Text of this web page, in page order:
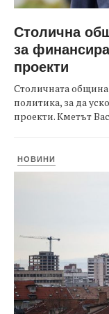
Столична
за
проекти
Столичната
политика, за да
проекти. Кметът
НОВИНИ